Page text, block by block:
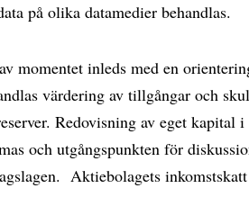
på olika datamedier behandlas.
momentet inleds med en
värdering av tillgångar och
Redovisning av eget kapital
och utgångspunkten för
Aktiebolagets